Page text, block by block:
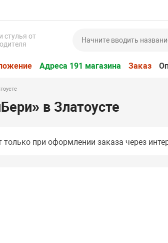
стулья от
Адреса 191 магазина Заказ
в Златоусте
только при оформлении заказа через